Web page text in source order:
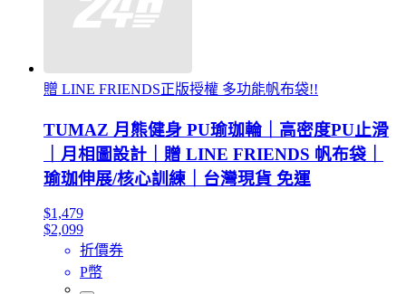
贈 LINE FRIENDS正版授權 多功能帆布袋!!
TUMAZ 月熊健身 PU瑜珈輪｜高密度PU止滑
｜月相圖設計｜贈 LINE FRIENDS 帆布袋｜
瑜珈伸展/核心訓練｜台灣現貨 免運
$1,479
$2,099
折價券
P幣